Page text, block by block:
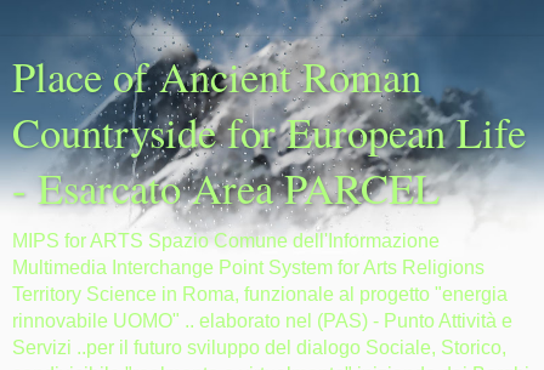
Place of Ancient Roman
Countryside for European Life
- Esarcato Area PARCEL
MIPS for ARTS Spazio Comune dell'Informazione
Multimedia Interchange Point System for Arts Religions
Territory Science in Roma, funzionale al progetto "energia
rinnovabile UOMO" .. elaborato nel (PAS) - Punto Attività e
Servizi ..per il futuro sviluppo del dialogo Sociale, Storico,